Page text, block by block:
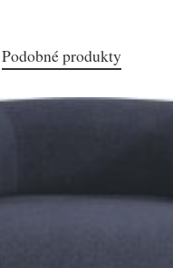
Podobné produkty